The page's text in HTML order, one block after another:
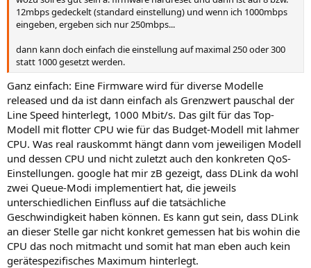
12mbps gedeckelt (standard einstellung) und wenn ich 1000mbps
eingeben, ergeben sich nur 250mbps...
dann kann doch einfach die einstellung auf maximal 250 oder 300
statt 1000 gesetzt werden.
Ganz einfach: Eine Firmware wird für diverse Modelle
released und da ist dann einfach als Grenzwert pauschal der
Line Speed hinterlegt, 1000 Mbit/s. Das gilt für das Top-
Modell mit flotter CPU wie für das Budget-Modell mit lahmer
CPU. Was real rauskommt hängt dann vom jeweiligen Modell
und dessen CPU und nicht zuletzt auch den konkreten QoS-
Einstellungen. google hat mir zB gezeigt, dass DLink da wohl
zwei Queue-Modi implementiert hat, die jeweils
unterschiedlichen Einfluss auf die tatsächliche
Geschwindigkeit haben können. Es kann gut sein, dass DLink
an dieser Stelle gar nicht konkret gemessen hat bis wohin die
CPU das noch mitmacht und somit hat man eben auch kein
gerätespezifisches Maximum hinterlegt.